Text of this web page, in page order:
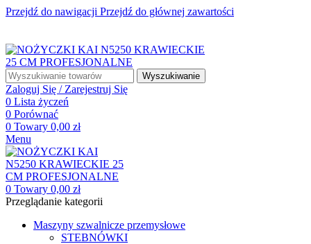
Przejdź do nawigacji Przejdź do głównej zawartości
Wyszukiwanie
Zaloguj Się / Zarejestruj Się
0 Lista życzeń
0 Porównać
0 Towary 0,00 zł
Menu
0 Towary 0,00 zł
Przeglądanie kategorii
Maszyny szwalnicze przemysłowe
STEBNÓWKI